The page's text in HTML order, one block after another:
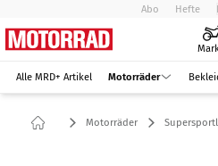
Abo Hefte
Alle MRD+ Artikel Motorräder
Motorräder